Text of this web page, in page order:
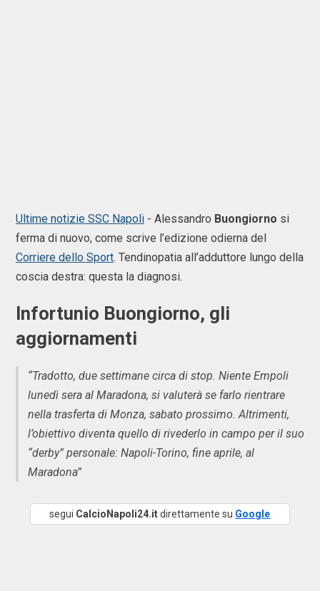
Ultime notizie SSC Napoli - Alessandro Buongiorno si
ferma di nuovo, come scrive l’edizione odierna del
Corriere dello Sport. Tendinopatia all’adduttore lungo della
coscia destra: questa la diagnosi.
Infortunio Buongiorno, gli
aggiornamenti
“Tradotto, due settimane circa di stop. Niente Empoli
lunedì sera al Maradona, si valuterà se farlo rientrare
nella trasferta di Monza, sabato prossimo. Altrimenti,
l’obiettivo diventa quello di rivederlo in campo per il suo
“derby” personale: Napoli-Torino, fine aprile, al
Maradona”
segui CalcioNapoli24.itdirettamente su Google